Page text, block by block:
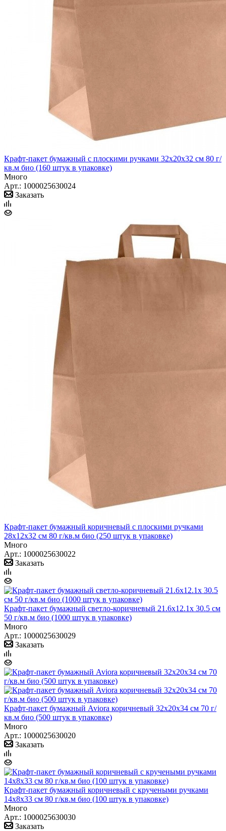
Крафт-пакет бумажный с плоскими ручками 32x20x32 см 80 г/
кв.м био (160 штук в упаковке)
Много
Арт.: 1000025630024
Заказать
Крафт-пакет бумажный коричневый с плоскими ручками
28x12x32 см 80 г/кв.м био (250 штук в упаковке)
Много
Арт.: 1000025630022
Заказать
Крафт-пакет бумажный светло-коричневый 21.6х12.1х 30.5 см
50 г/кв.м био (1000 штук в упаковке)
Много
Арт.: 1000025630029
Заказать
Крафт-пакет бумажный Aviora коричневый 32х20х34 см 70 г/
кв.м био (500 штук в упаковке)
Много
Арт.: 1000025630020
Заказать
Крафт-пакет бумажный коричневый с кручеными ручками
14x8x33 см 80 г/кв.м био (100 штук в упаковке)
Много
Арт.: 1000025630030
Заказать